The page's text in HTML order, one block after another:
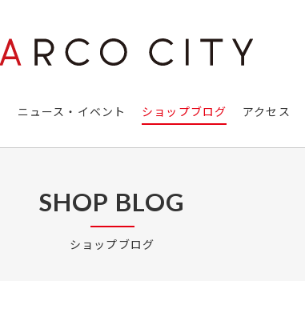
ニュース・イベント ショップブログ アクセス
SHOP BLOG
ショップブログ